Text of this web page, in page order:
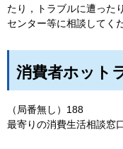
たり，トラブルに遭った
センター等に相談してく
消費者ホット
（局番無し）188
最寄りの消費生活相談窓